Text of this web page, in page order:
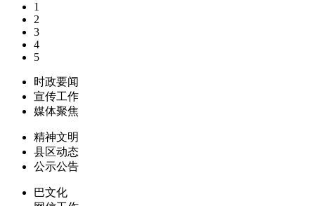
1
2
3
4
5
时政要闻
宣传工作
媒体聚焦
精神文明
县区动态
公示公告
巴文化